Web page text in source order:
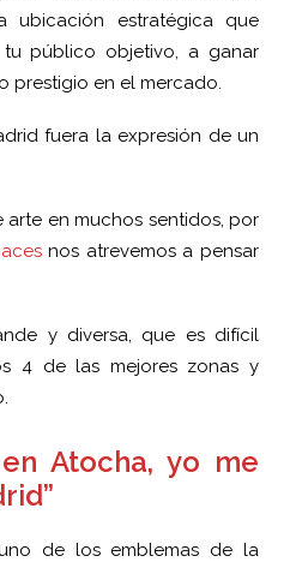
ubicación estratégica que
público objetivo, a ganar
prestigio en el mercado.
fuera la expresión de un
arte en muchos sentidos, por
nos atrevemos a pensar
y diversa, que es difícil
4 de las mejores zonas y
Atocha, yo me
de los emblemas de la